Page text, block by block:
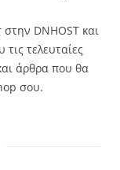
DNHOST και
τελευταίες
άρθρα που θα
σου.